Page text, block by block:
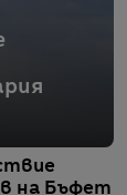
на Бъфет